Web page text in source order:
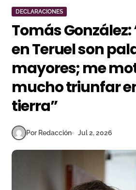
DECLARACIONES
Tomás González:
en Teruel son
mayores; me
mucho triunfar
tierra”
Por Redacción Jul 2, 2026